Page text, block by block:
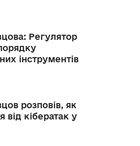
Регулятор
інструментів
розповів, як
від кібератак у